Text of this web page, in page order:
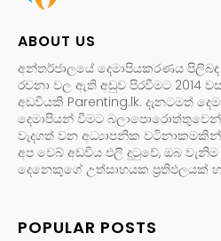
ABOUT US
අන්තර්ජාලයේ දෙමාපියකරණය
රචනා වල ඇති අඩුව පිරවීමට 2014
අඩවියකි Parenting.lk. දැනටමත්
දෙමාපියන් වීමට
වැදගත් වන අධ්‍යාපනික
අප වෙබ් අඩවිය එලි දුටුවේ, ඔබ
දෙනෙකුගේ උත්සාහයක ප්‍රතිඵලයක්
POPULAR POSTS